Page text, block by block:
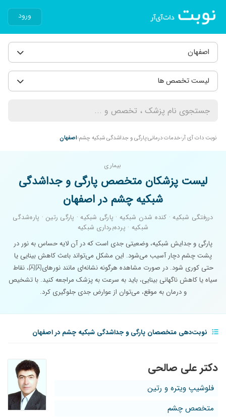
ورود
اصفهان
لیست تخصص ها
نوبت دات آی آر خدمات درمانیپارگی و جداشدگی شبکیه چشم اصفهان
بیماری
لیست پزشکان متخصص پارگی و جداشدگی
شبکیه چشم در اصفهان
دررفتگی شبکیه · کنده شدن شبکیه · پارگی شبکیه · پارگی رتین · پاره‌شدگی
شبکیه · پرده‌برداری شبکیه
پارگی و جدایش شبکیه، وضعیتی جدی است که در آن لایه حساس به نور در
پشت چشم دچار آسیب می‌شود. این مشکل می‌تواند باعث کاهش بینایی یا
حتی کوری شود. در صورت مشاهده هرگونه نشانه‌ای مانند نورهای闪闪، نقاط
سیاه یا کاهش ناگهانی بینایی، باید به سرعت به پزشک مراجعه کنید. با تشخیص
و درمان به موقع، می‌توان از عوارض جدی جلوگیری کرد.
نوبت‌دهی متخصصان پارگی و جداشدگی شبکیه چشم در اصفهان
دکتر علی صالحی
فلوشیپ ویتره و رتین
متخصص چشم